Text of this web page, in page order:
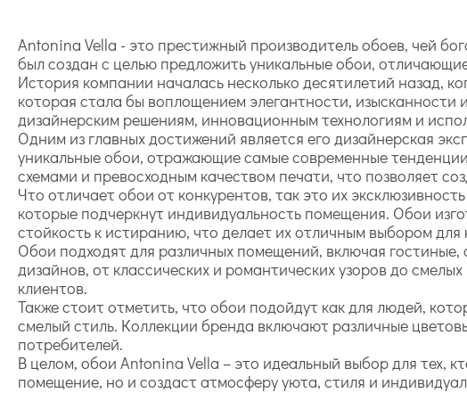
Antonina Vella - это престижный производитель обоев, чей
был создан с целью предложить уникальные обои,
История компании началась несколько десятилетий назад,
которая стала бы воплощением элегантности,
дизайнерским решениям, инновационным технологиям и
Одним из главных достижений является его дизайнерская
уникальные обои, отражающие самые современные
схемами и превосходным качеством печати, что позволяет
Что отличает обои от конкурентов, так это их
которые подчеркнут индивидуальность помещения. Обои
стойкость к истиранию, что делает их отличным выбором
Обои подходят для различных помещений, включая
дизайнов, от классических и романтических узоров до
клиентов.
Также стоит отметить, что обои подойдут как для людей,
смелый стиль. Коллекции бренда включают различные
потребителей.
В целом, обои Antonina Vella – это идеальный выбор для тех,
помещение, но и создаст атмосферу уюта, стиля и